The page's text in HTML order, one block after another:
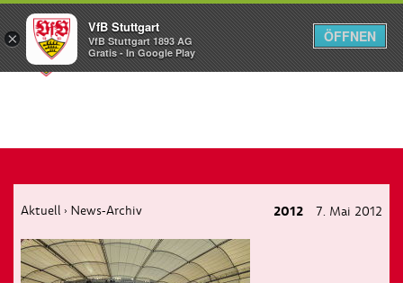
Menü
Aktuell › News-Archiv 2012 7. Mai 2012
×
VfB Stuttgart
VfB Stuttgart 1893 AG
Gratis - In Google Play
ÖFFNEN